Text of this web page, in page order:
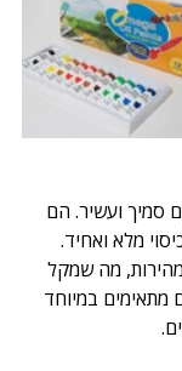
סמיך ועשיר. הם
מלא ואחיד.
מה שמקל
מתאימים במיוחד